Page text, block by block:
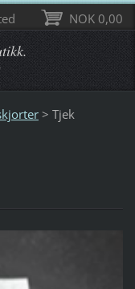
> Tjek
NOK 0,00